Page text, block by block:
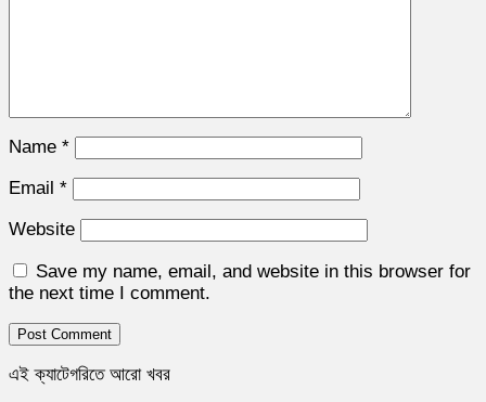
Name *
Email *
Website
Save my name, email, and website in this browser for
the next time I comment.
এই ক্যাটেগরিতে আরো খবর